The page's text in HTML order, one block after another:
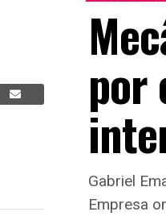
por
Gabriel
Empresa